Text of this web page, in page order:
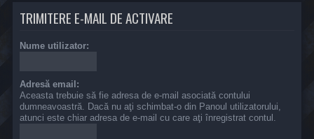
TRIMITERE E-MAIL DE ACTIVARE
Nume utilizator:
Adresă email:
Aceasta trebuie să fie adresa de e-mail asociată contului
dumneavoastră. Dacă nu aţi schimbat-o din Panoul utilizatorului,
atunci este chiar adresa de e-mail cu care aţi înregistrat contul.